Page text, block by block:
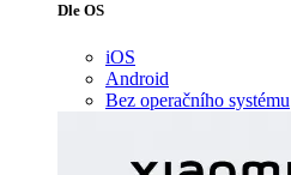
Dle OS
iOS
Android
Bez operačního systému